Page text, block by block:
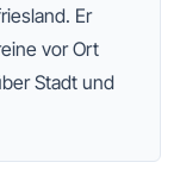
. Er
vor Ort
Stadt und